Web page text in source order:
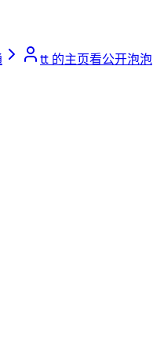
tt 的主页看公开泡泡